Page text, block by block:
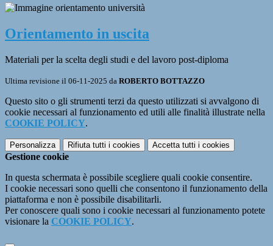
Orientamento in uscita
Materiali per la scelta degli studi e del lavoro post-diploma
Ultima revisione il 06-11-2025 da ROBERTO BOTTAZZO
Questo sito o gli strumenti terzi da questo utilizzati si avvalgono di
cookie necessari al funzionamento ed utili alle finalità illustrate nella
COOKIE POLICY.
Personalizza Rifiuta tutti i cookies Accetta tutti i cookies
Gestione cookie
In questa schermata è possibile scegliere quali cookie consentire.
I cookie necessari sono quelli che consentono il funzionamento della
piattaforma e non è possibile disabilitarli.
Per conoscere quali sono i cookie necessari al funzionamento potete
visionare la COOKIE POLICY.